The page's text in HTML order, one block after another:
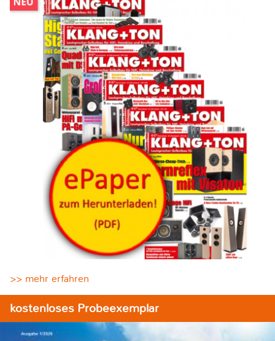
>> mehr erfahren
kostenloses Probeexemplar